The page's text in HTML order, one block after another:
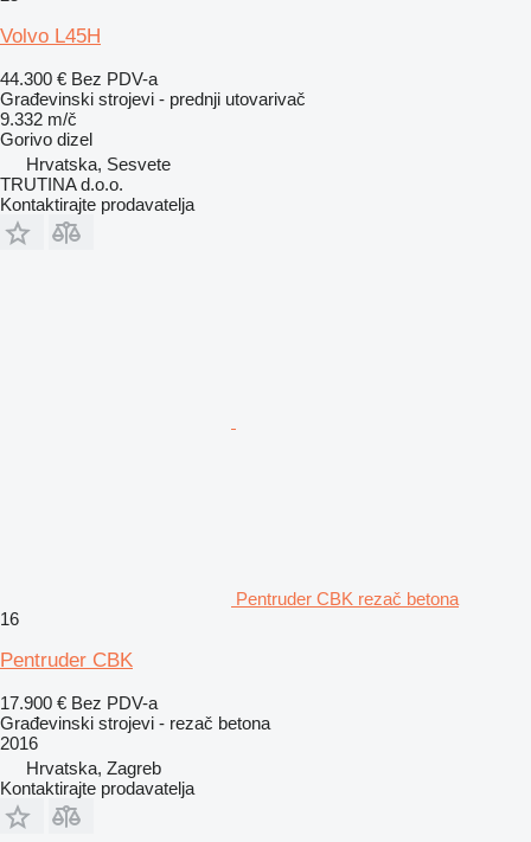
Volvo L45H
44.300 € Bez PDV-a
Građevinski strojevi - prednji utovarivač
9.332 m/č
Gorivo dizel
Hrvatska, Sesvete
TRUTINA d.o.o.
Kontaktirajte prodavatelja
Pentruder CBK rezač betona
16
Pentruder CBK
17.900 € Bez PDV-a
Građevinski strojevi - rezač betona
2016
Hrvatska, Zagreb
Kontaktirajte prodavatelja